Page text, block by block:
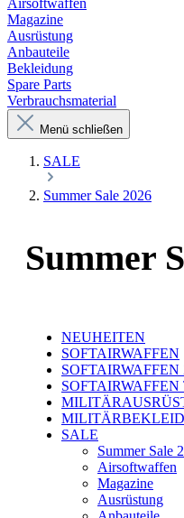
Airsoftwaffen
Magazine
Ausrüstung
Anbauteile
Bekleidung
Spare Parts
Verbrauchsmaterial
Menü schließen
SALE
Summer Sale 2026
Summer
NEUHEITEN
SOFTAIRWAFFEN
SOFTAIRWAFFEN
SALE
Summer Sale
Airsoftwaffen
Magazine
Ausrüstung